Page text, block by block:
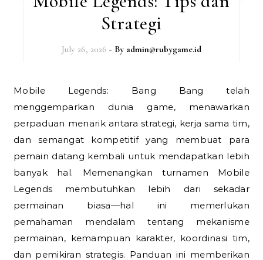
Strategi
July 26, 2026 - By admin@rubygame.id
Mobile Legends: Bang Bang telah
menggemparkan dunia game, menawarkan
perpaduan menarik antara strategi, kerja sama tim,
dan semangat kompetitif yang membuat para
pemain datang kembali untuk mendapatkan lebih
banyak hal. Memenangkan turnamen Mobile
Legends membutuhkan lebih dari sekadar
permainan biasa—hal ini memerlukan
pemahaman mendalam tentang mekanisme
permainan, kemampuan karakter, koordinasi tim,
dan pemikiran strategis. Panduan ini memberikan